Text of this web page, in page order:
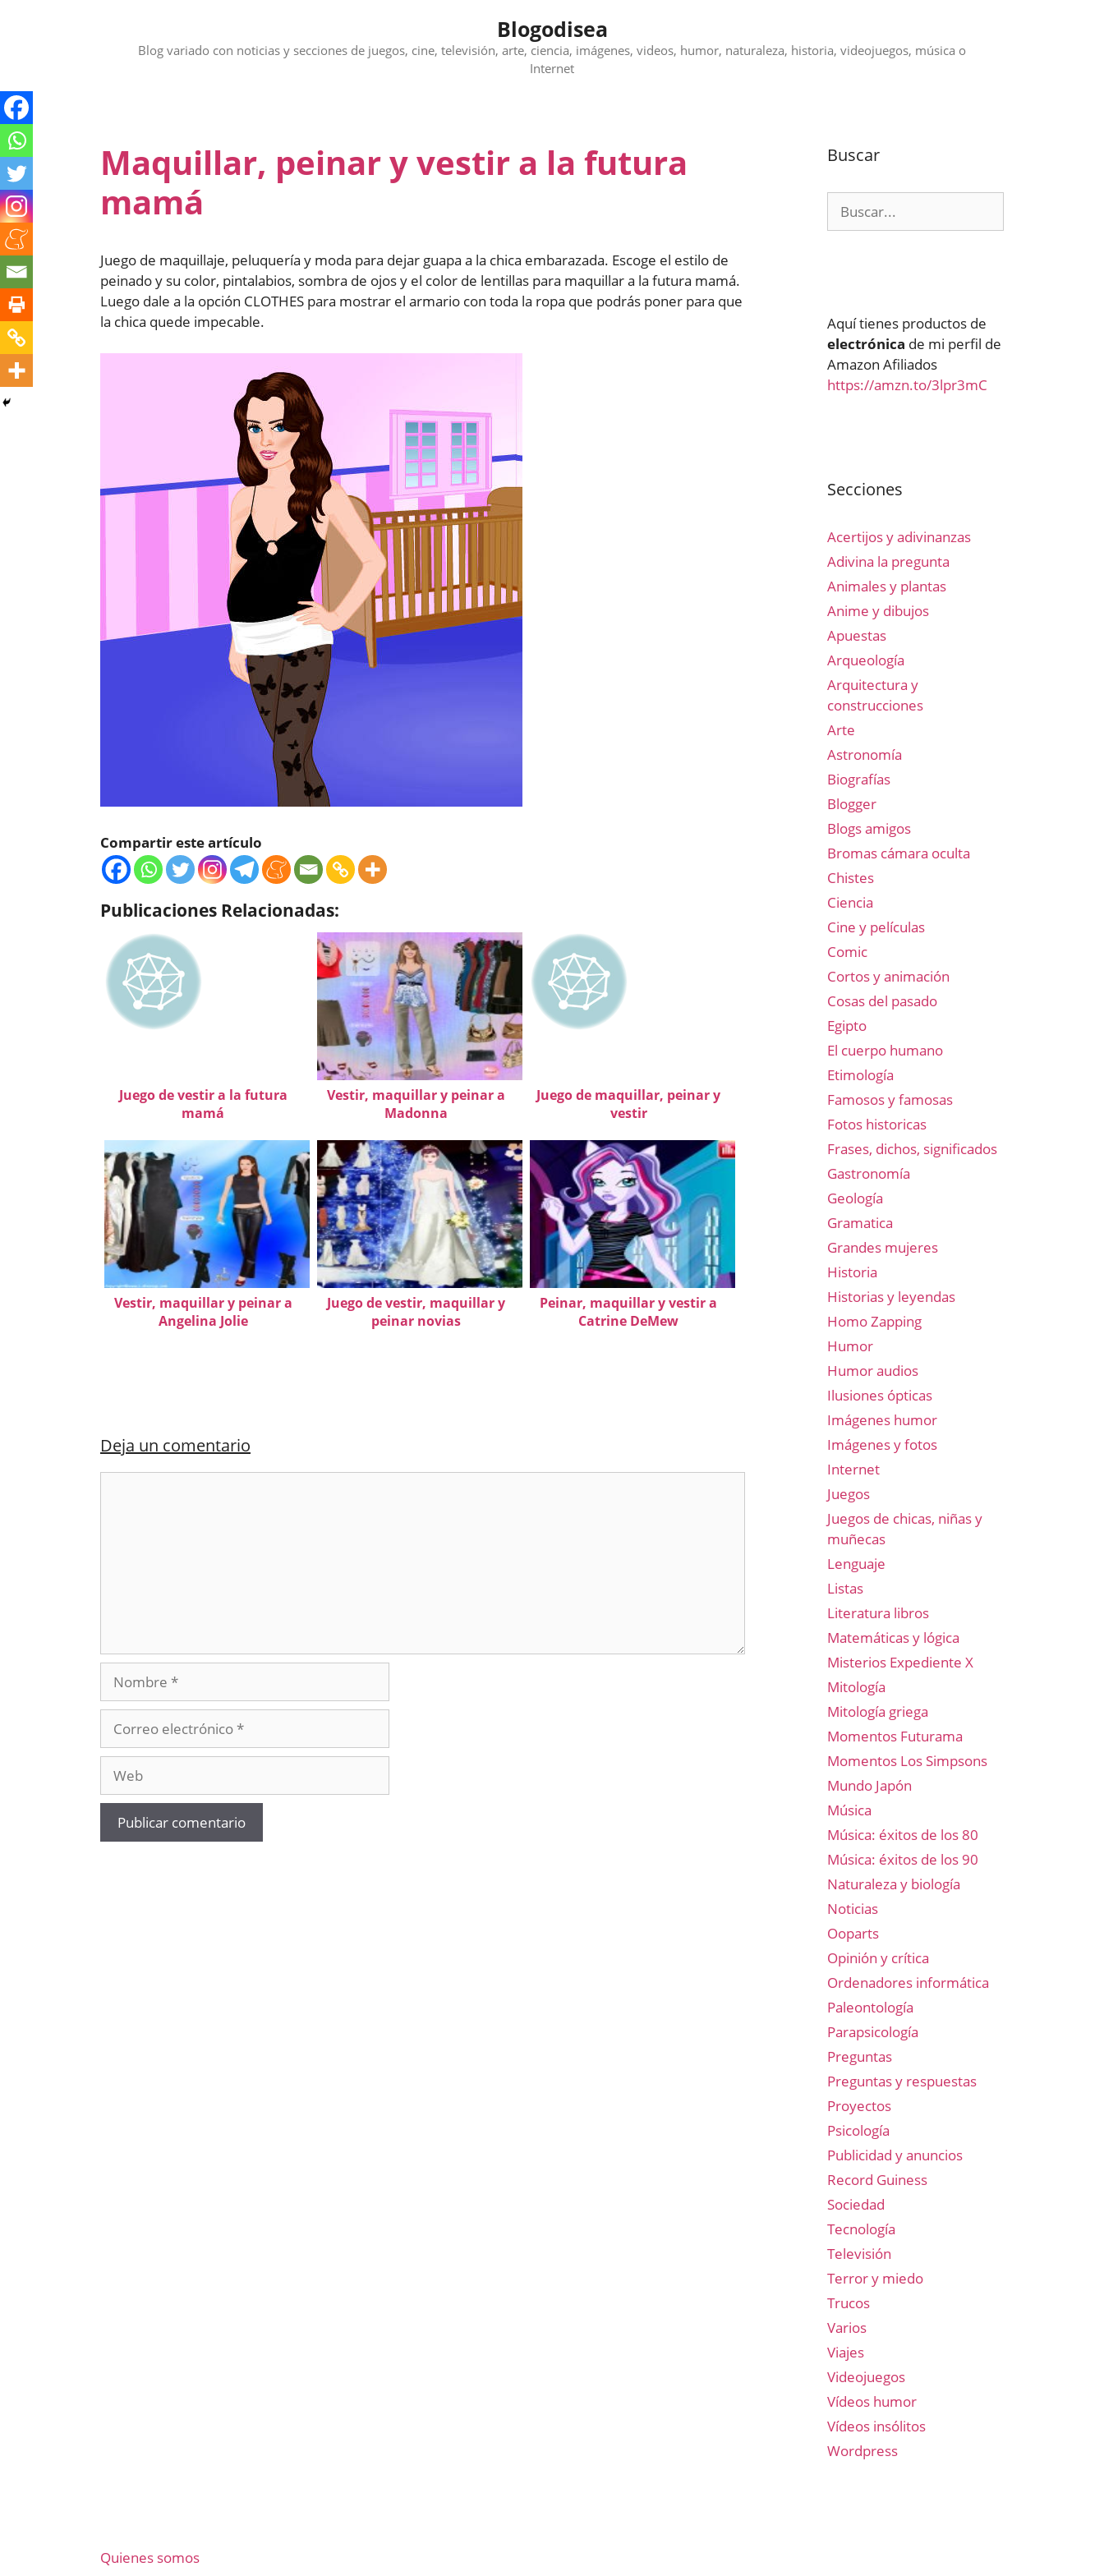
Blogodisea
Blog variado con noticias y secciones de juegos, cine, televisión, arte, ciencia, imágenes, videos, humor, naturaleza, historia, videojuegos, música o
Internet
Maquillar, peinar y vestir a la futura
mamá
Juego de maquillaje, peluquería y moda para dejar guapa a la chica embarazada. Escoge el estilo de
peinado y su color, pintalabios, sombra de ojos y el color de lentillas para maquillar a la futura mamá.
Luego dale a la opción CLOTHES para mostrar el armario con toda la ropa que podrás poner para que
la chica quede impecable.
Compartir este artículo
Publicaciones Relacionadas:
Juego de vestir a la futura
mamá
Vestir, maquillar y peinar a
Madonna
Juego de maquillar, peinar y
vestir
Vestir, maquillar y peinar a
Angelina Jolie
Juego de vestir, maquillar y
peinar novias
Peinar, maquillar y vestir a
Catrine DeMew
Deja un comentario
Nombre
electrónico
Buscar
Aquí tienes productos de
electrónica de mi perfil de
Amazon Afiliados
https://amzn.to/3lpr3mC
Secciones
Acertijos y adivinanzas
Adivina la pregunta
Animales y plantas
Anime y dibujos
Apuestas
Arqueología
Arquitectura y
construcciones
Arte
Astronomía
Biografías
Blogger
Blogs amigos
Bromas cámara oculta
Chistes
Ciencia
Cine y películas
Comic
Cortos y animación
Cosas del pasado
Egipto
El cuerpo humano
Etimología
Famosos y famosas
Fotos historicas
Frases, dichos, significados
Gastronomía
Geología
Gramatica
Grandes mujeres
Historia
Historias y leyendas
Homo Zapping
Humor
Humor audios
Ilusiones ópticas
Imágenes humor
Imágenes y fotos
Internet
Juegos
Juegos de chicas, niñas y
muñecas
Lenguaje
Listas
Literatura libros
Matemáticas y lógica
Misterios Expediente X
Mitología
Mitología griega
Momentos Futurama
Momentos Los Simpsons
Mundo Japón
Música
Música: éxitos de los 80
Música: éxitos de los 90
Naturaleza y biología
Noticias
Ooparts
Opinión y crítica
Ordenadores informática
Paleontología
Parapsicología
Preguntas
Preguntas y respuestas
Proyectos
Psicología
Publicidad y anuncios
Record Guiness
Sociedad
Tecnología
Televisión
Terror y miedo
Trucos
Varios
Viajes
Videojuegos
Vídeos humor
Vídeos insólitos
Wordpress
Quienes somos